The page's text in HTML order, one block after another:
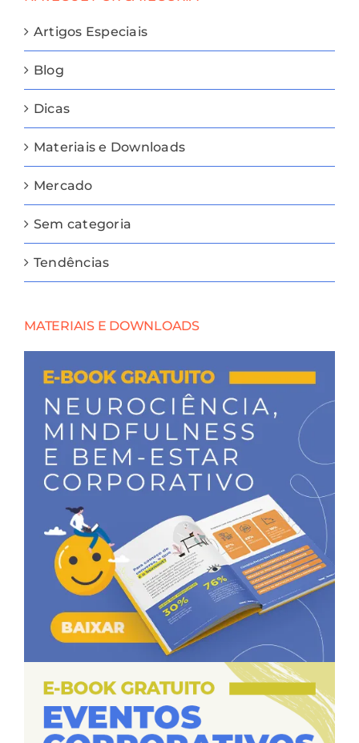
Artigos Especiais
Blog
Dicas
Materiais e Downloads
Mercado
Sem categoria
Tendências
MATERIAIS E DOWNLOADS